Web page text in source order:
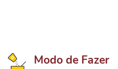
Modo de Fazer